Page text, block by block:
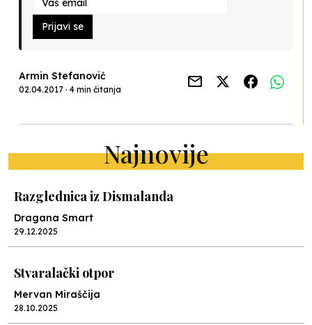
Prijavi se
Armin Stefanović
02.04.2017 · 4 min čitanja
Najnovije
Razglednica iz Dismalanda
Dragana Smart
29.12.2025
Stvaralački otpor
Mervan Miraščija
28.10.2025